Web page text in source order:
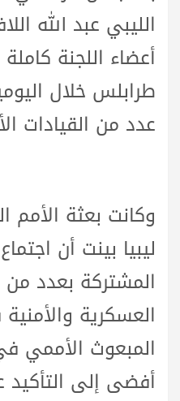
الليبي عبد الله
أعضاء اللجنة
طرابلس خلال
عدد من القيادات
وكانت بعثة الأمم
ليبيا بينت أن
المشتركة بعدد من
العسكرية
المبعوث الأممي
أفضى إلى